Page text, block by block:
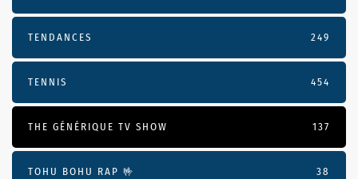
TENDANCES 249
TENNIS 454
THE GÉNÉRIQUE TV SHOW 137
TOHU BOHU RAP 🤟 38